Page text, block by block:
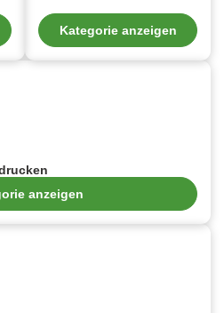
Kategorie anzeigen
anzeigen